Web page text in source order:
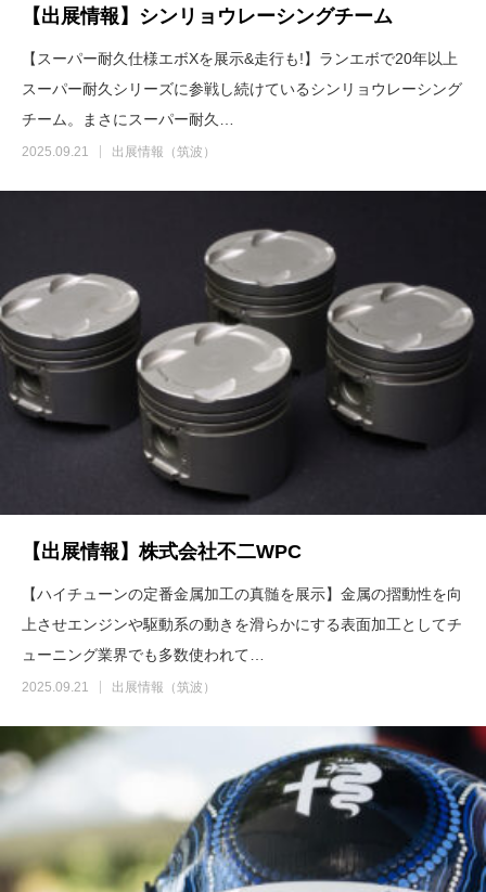
【出展情報】シンリョウレーシングチーム
【スーパー耐久仕様エボXを展示&走行も!】ランエボで20年以上
スーパー耐久シリーズに参戦し続けているシンリョウレーシング
チーム。まさにスーパー耐久…
2025.09.21 出展情報（筑波）
【出展情報】株式会社不二WPC
【ハイチューンの定番金属加工の真髄を展示】金属の摺動性を向
上させエンジンや駆動系の動きを滑らかにする表面加工としてチ
ューニング業界でも多数使われて…
2025.09.21 出展情報（筑波）